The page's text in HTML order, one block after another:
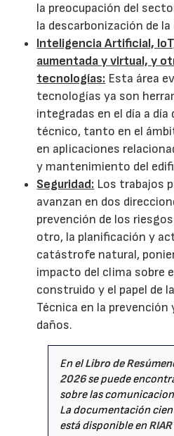
la preocupación del
la descarbonización de
Inteligencia Artificial,
aumentada y virtual, y
tecnologías: Esta área
tecnologías ya son
integradas en el día a
técnico, tanto en el
en aplicaciones
y mantenimiento del
Seguridad: Los trabajos
avanzan en dos
prevención de los
otro, la planificación y
catástrofe natural,
impacto del clima sobre
construido y el papel de
Técnica en la
daños.
En elLibro de
2026se puede
sobre las
La documentación
está disponible en